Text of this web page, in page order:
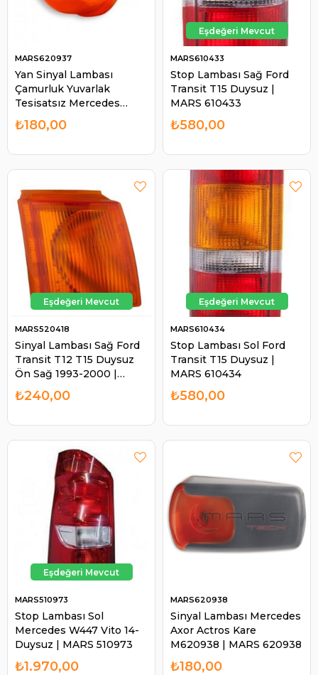
Yan Sinyal Lambası
Çamurluk Yuvarlak
Tesisatsız Mercedes
Actros Axor | MARS
620937
MARS620937
₺180,00
Stop Lambası Sağ Ford
Transit T15 Duysuz |
MARS 610433
MARS610433
₺580,00
Sinyal Lambası Sağ Ford
Transit T12 T15 Duysuz
Ön Sağ 1993-2000 |
MARS 520418
MARS520418
₺240,00
Stop Lambası Sol Ford
Transit T15 Duysuz |
MARS 610434
MARS610434
₺580,00
Stop Lambası Sol
Mercedes W447 Vito 14-
Duysuz | MARS 510973
MARS510973
₺1.970,00
Sinyal Lambası Mercedes
Axor Actros Kare
M620938 | MARS 620938
MARS620938
₺180,00